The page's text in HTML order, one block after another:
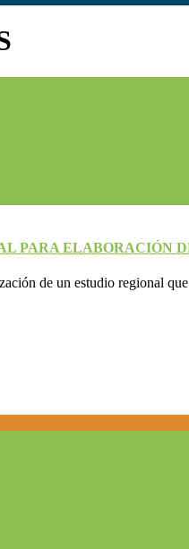
PARA ELABORACIÓN
de un estudio regional